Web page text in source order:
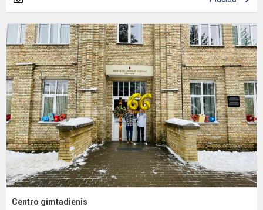
Centro gimtadienis